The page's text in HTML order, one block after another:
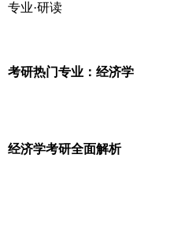
专业·研读
考研热门专业：经济学
经济学考研全面解析